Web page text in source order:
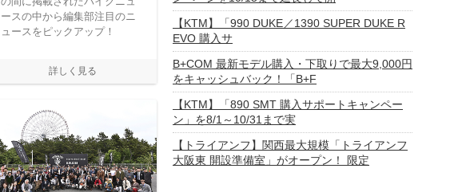
ースの中から編集部注目のニ
ュースをピックアップ！
【KTM】「990 DUKE／1390 SUPER DUKE R
EVO 購入サ
B+COM 最新モデル購入・下取りで最大9,000円
をキャッシュバック！「B+F
【KTM】「890 SMT 購入サポートキャンペー
ン」を8/1～10/31まで実
【トライアンフ】関西最大規模「トライアンフ
大阪東 開設準備室」がオープン！ 限定